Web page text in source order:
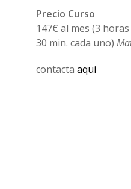
Precio Curso
147€ al mes (3
30 min. cada uno)
contacta aquí